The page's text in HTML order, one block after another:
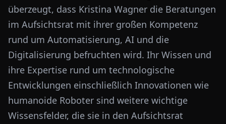
überzeugt, dass Kristina Wagner die Beratungen
im Aufsichtsrat mit ihrer großen Kompetenz
rund um Automatisierung, AI und die
Digitalisierung befruchten wird. Ihr Wissen und
ihre Expertise rund um technologische
Entwicklungen einschließlich Innovationen wie
humanoide Roboter sind weitere wichtige
Wissensfelder, die sie in den Aufsichtsrat